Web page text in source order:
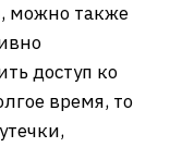
можно также
доступ ко
время, то